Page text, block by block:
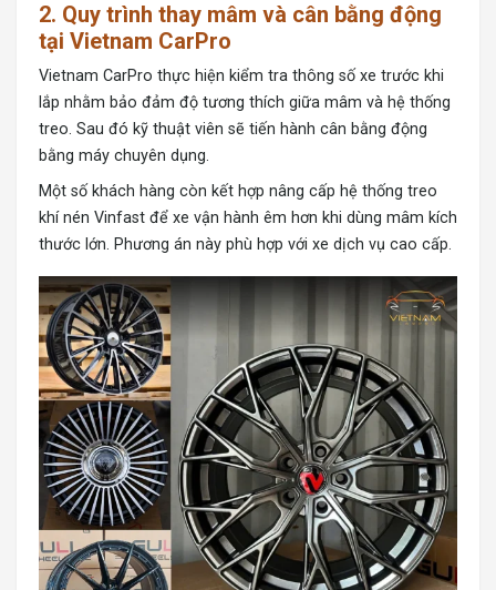
2. Quy trình thay mâm và cân bằng động
tại Vietnam CarPro
Vietnam CarPro thực hiện kiểm tra thông số xe trước khi
lắp nhằm bảo đảm độ tương thích giữa mâm và hệ thống
treo. Sau đó kỹ thuật viên sẽ tiến hành cân bằng động
bằng máy chuyên dụng.
Một số khách hàng còn kết hợp nâng cấp hệ thống treo
khí nén Vinfast để xe vận hành êm hơn khi dùng mâm kích
thước lớn. Phương án này phù hợp với xe dịch vụ cao cấp.